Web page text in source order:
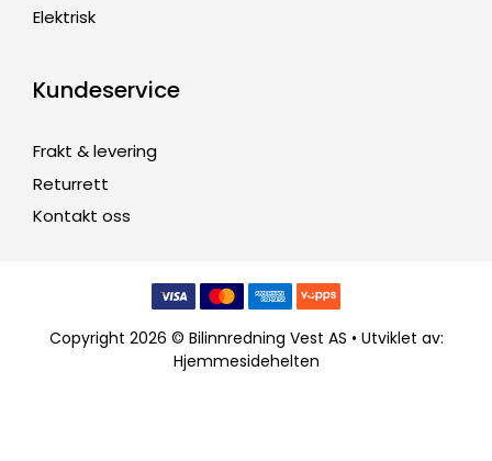
Elektrisk
Kundeservice
Frakt & levering
Returrett
Kontakt oss
Copyright 2026 © Bilinnredning Vest AS • Utviklet av:
Hjemmesidehelten